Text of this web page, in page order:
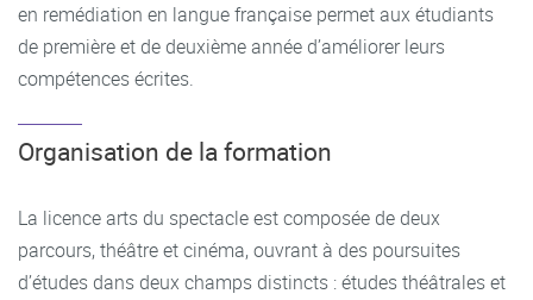
en remédiation en langue française permet aux étudiants
de première et de deuxième année d’améliorer leurs
compétences écrites.
Organisation de la formation
La licence arts du spectacle est composée de deux
parcours, théâtre et cinéma, ouvrant à des poursuites
d’études dans deux champs distincts : études théâtrales et